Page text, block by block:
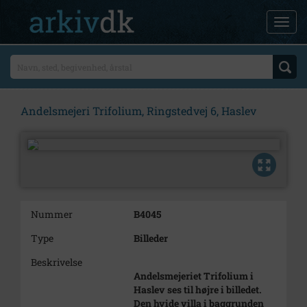
Andelsmejeri Trifolium, Ringstedvej 6, Haslev
Nummer
B4045
Type
Billeder
Beskrivelse
Andelsmejeriet Trifolium i
Haslev ses til højre i billedet.
Den hvide villa i baggrunden